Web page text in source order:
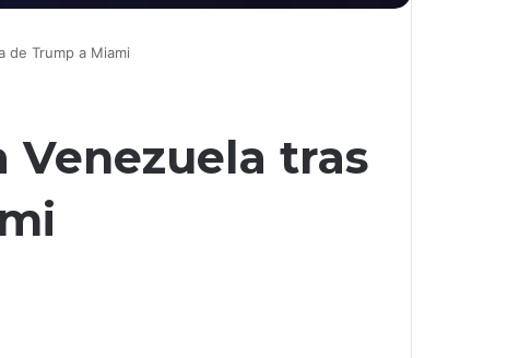
de Trump a Miami
tras